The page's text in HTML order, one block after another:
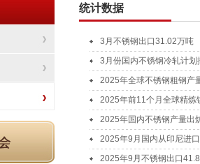
统计数据
3月不锈钢出口31.02万吨
3月份国内不锈钢冷轧计划
2025年全球不锈钢粗钢产
2025年前11个月全球精炼
2025年国内不锈钢产量出
2025年9月国内从印尼进
2025年9月不锈钢出口